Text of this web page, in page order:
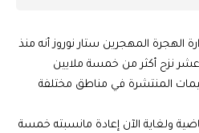
الهجرة المهجرين ستار نوروز أنه منذ
عشر نزح أكثر من خمسة ملايين
المنتشرة في مناطق مختلفة
ولغاية الآن إعادة مانسبته خمسة